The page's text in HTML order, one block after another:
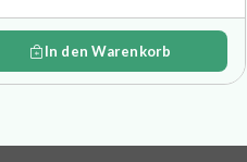
In den Warenkorb